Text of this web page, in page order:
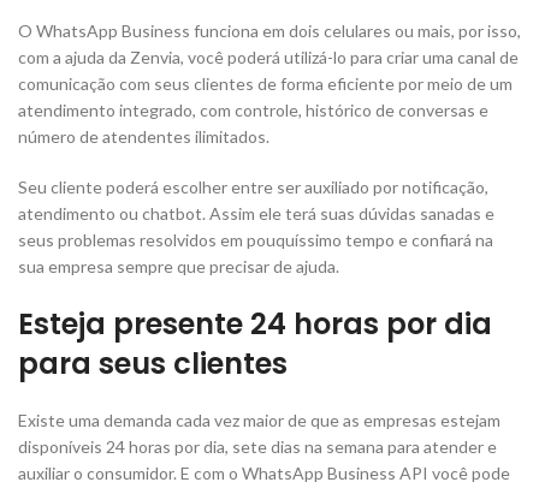
O WhatsApp Business funciona em dois celulares ou mais, por isso,
com a ajuda da Zenvia, você poderá utilizá-lo para criar uma canal de
comunicação com seus clientes de forma eficiente por meio de um
atendimento integrado, com controle, histórico de conversas e
número de atendentes ilimitados.
Seu cliente poderá escolher entre ser auxiliado por notificação,
atendimento ou chatbot. Assim ele terá suas dúvidas sanadas e
seus problemas resolvidos em pouquíssimo tempo e confiará na
sua empresa sempre que precisar de ajuda.
Esteja presente 24 horas por dia
para seus clientes
Existe uma demanda cada vez maior de que as empresas estejam
disponíveis 24 horas por dia, sete dias na semana para atender e
auxiliar o consumidor. E com o WhatsApp Business API você pode